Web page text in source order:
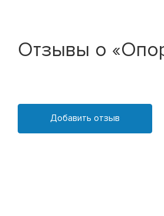
Отзывы о
Добавить отзыв